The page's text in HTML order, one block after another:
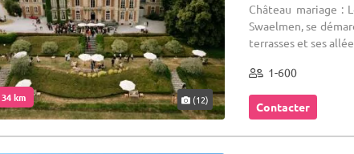
km (12)
Château mariage :
Swaelmen, se
terrasses et ses
1-600
Contacter